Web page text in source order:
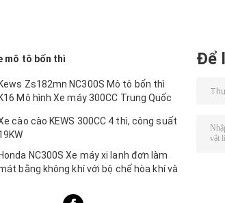
mô tô bốn thì
Kews Zs182mn NC300S Mô tô bốn thì
K16 Mô hình Xe máy 300CC Trung Quốc
cào cào KEWS 300CC 4 thì, công suất
Honda NC300S Xe máy xi lanh đơn làm
bằng không khí với bộ chế hòa khí và
Để